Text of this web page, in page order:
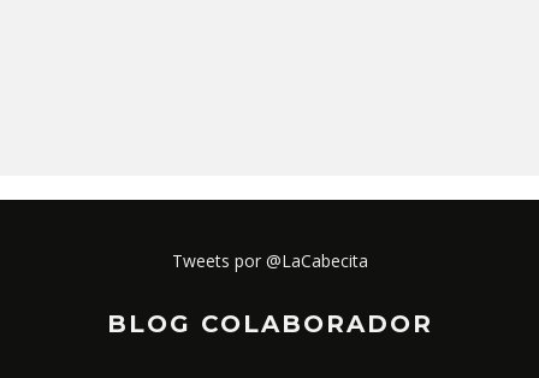
Tweets por @LaCabecita
BLOG COLABORADOR